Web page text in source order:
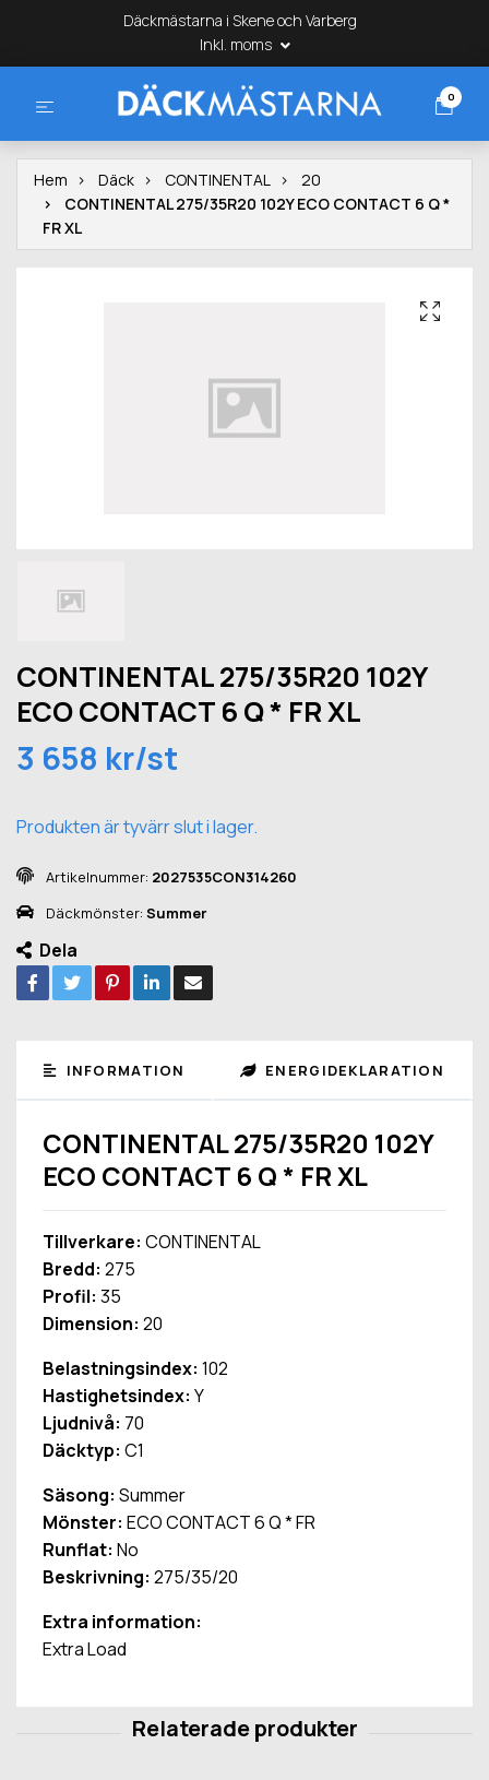
Däckmästarna i Skene och Varberg
Inkl. moms
0
Hem Däck CONTINENTAL
20
CONTINENTAL 275/35R20 102Y ECO CONTACT 6 Q *
FR XL
CONTINENTAL 275/35R20 102Y
ECO CONTACT 6 Q * FR XL
3 658 kr/st
Produkten är tyvärr slut i lager.
Artikelnummer: 2027535CON314260
Däckmönster: Summer
Dela
INFORMATION ENERGIDEKLARATION
CONTINENTAL 275/35R20 102Y
ECO CONTACT 6 Q * FR XL
Tillverkare: CONTINENTAL
Bredd: 275
Profil: 35
Dimension: 20
Belastningsindex: 102
Hastighetsindex: Y
Ljudnivå: 70
Däcktyp: C1
Säsong: Summer
Mönster: ECO CONTACT 6 Q * FR
Runflat: No
Beskrivning: 275/35/20
Extra information:
Extra Load